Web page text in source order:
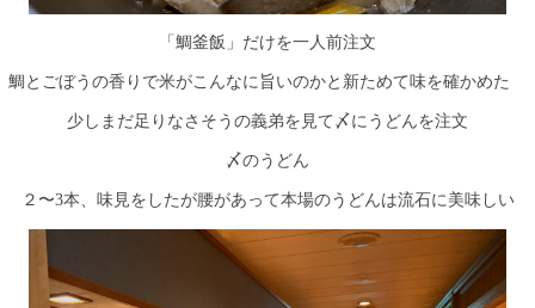
「鯛釜飯」だけを一人前注文
鯛とごぼうの香りで米がこんなに旨いのかと新ためて味を確かめた
少しまだ足りなさそうの義弟を見て〆にうどんを注文
〆のうどん
２〜3本、味見をしたが腰があって本場のうどんは流石に美味しい